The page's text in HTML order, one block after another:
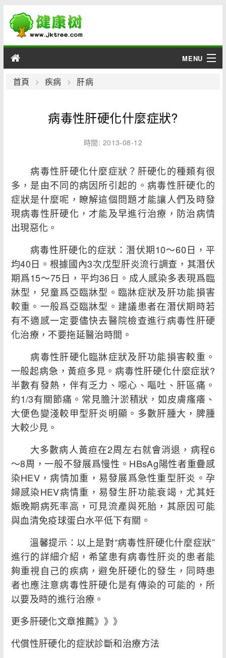
MENU
男性
綜合
疾病
首頁 疾病 肝病
病毒性肝硬化什麼症狀?
時間: 2013-08-12
病毒性肝硬化什麼症狀？肝硬化的種類有很
多，是由不同的病因所引起的。病毒性肝硬化的
症狀是什麼呢，瞭解這個問題才能讓人們及時發
現病毒性肝硬化，才能及早進行治療，防治病情
出現惡化。
病毒性肝硬化的症狀：潛伏期10～60日，平
均40日。根據國內3次戊型肝炎流行調查，其潛伏
期爲15～75日，平均36日。成人感染多表現爲臨
牀型，兒童爲亞臨牀型。臨牀症狀及肝功能損害
較重。一般爲亞臨牀型。建議患者在潛伏期時若
有不適感一定要儘快去醫院檢查進行病毒性肝硬
化治療，不要拖延醫治時間。
病毒性肝硬化臨牀症狀及肝功能損害較重。
一般起病急，黃疸多見。病毒性肝硬化什麼症狀?
半數有發熱，伴有乏力、噁心、嘔吐、肝區痛。
約1/3有關節痛。常見膽汁淤積狀，如皮膚瘙癢、
大便色變淺較甲型肝炎明顯。多數肝腫大，脾腫
大較少見。
大多數病人黃疸在2周左右就會消退，病程6
～8周，一般不發展爲慢性。HBsAg陽性者重疊感
染HEV，病情加重，易發展爲急性重型肝炎。孕
婦感染HEV病情重，易發生肝功能衰竭，尤其妊
娠晚期病死率高，可見流產與死胎，其原因可能
與血清免疫球蛋白水平低下有關。
溫馨提示：以上是對“病毒性肝硬化什麼症狀”
進行的詳細介紹，希望患有病毒性肝炎的患者能
夠重視自己的疾病，避免肝硬化的發生，同時患
者也應注意病毒性肝硬化是有傳染的可能的，所
以要及時的進行治療。
更多肝硬化文章推薦》》》
代償性肝硬化的症狀診斷和治療方法